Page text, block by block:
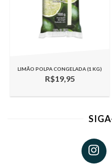
LIMÃO POLPA CONGELADA (1 KG)
R$19,95